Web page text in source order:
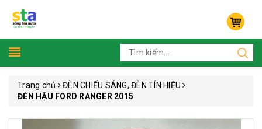
Trang chủ
ĐÈN CHIẾU SÁNG, ĐÈN TÍN HIỆU
ĐÈN HẬU FORD RANGER 2015